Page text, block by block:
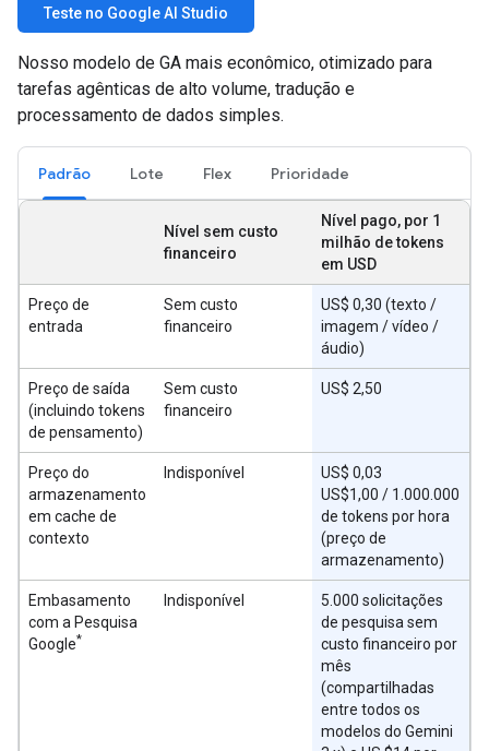
Teste no Google AI Studio
Nosso modelo de GA mais econômico, otimizado para
tarefas agênticas de alto volume, tradução e
processamento de dados simples.
Padrão Lote Flex Prioridade
Nível sem custo
financeiro
Nível pago, por 1
milhão de tokens
em USD
Preço de
entrada
Sem custo
financeiro
US$ 0,30 (texto /
imagem / vídeo /
áudio)
Preço de saída
(incluindo tokens
de pensamento)
Sem custo
financeiro
US$ 2,50
Preço do
armazenamento
em cache de
contexto
Indisponível
US$ 0,03
US$1,00 / 1.000.000
de tokens por hora
(preço de
armazenamento)
Embasamento
com a Pesquisa
Google*
Indisponível
5.000 solicitações
de pesquisa sem
custo financeiro por
mês
(compartilhadas
entre todos os
modelos do Gemini